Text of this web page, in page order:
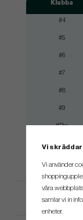
Klubba
#4
#5
#6
#7
#8
#9
#Pw
#Gw
Vi
Vi använder
våra
samlar vi in
enheter.